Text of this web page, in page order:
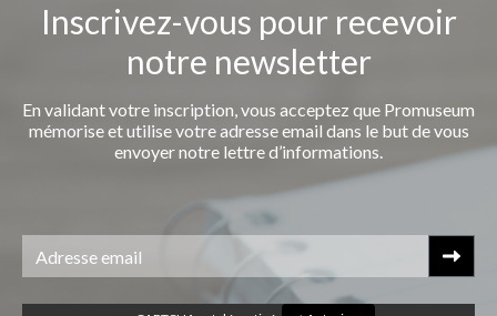
Inscrivez-vous pour recevoir
notre newsletter
En validant votre inscription, vous acceptez que Promuseum
mémorise et utilise votre adresse email dans le but de vous
envoyer notre lettre d’informations.